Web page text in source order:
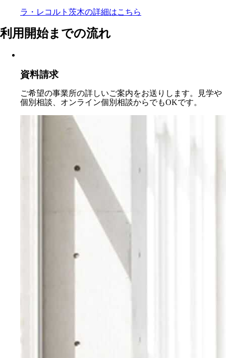
ラ・レコルト茨木の詳細はこちら
利用開始までの流れ
資料請求
ご希望の事業所の詳しいご案内をお送りします。見学や
個別相談、オンライン個別相談からでもOKです。